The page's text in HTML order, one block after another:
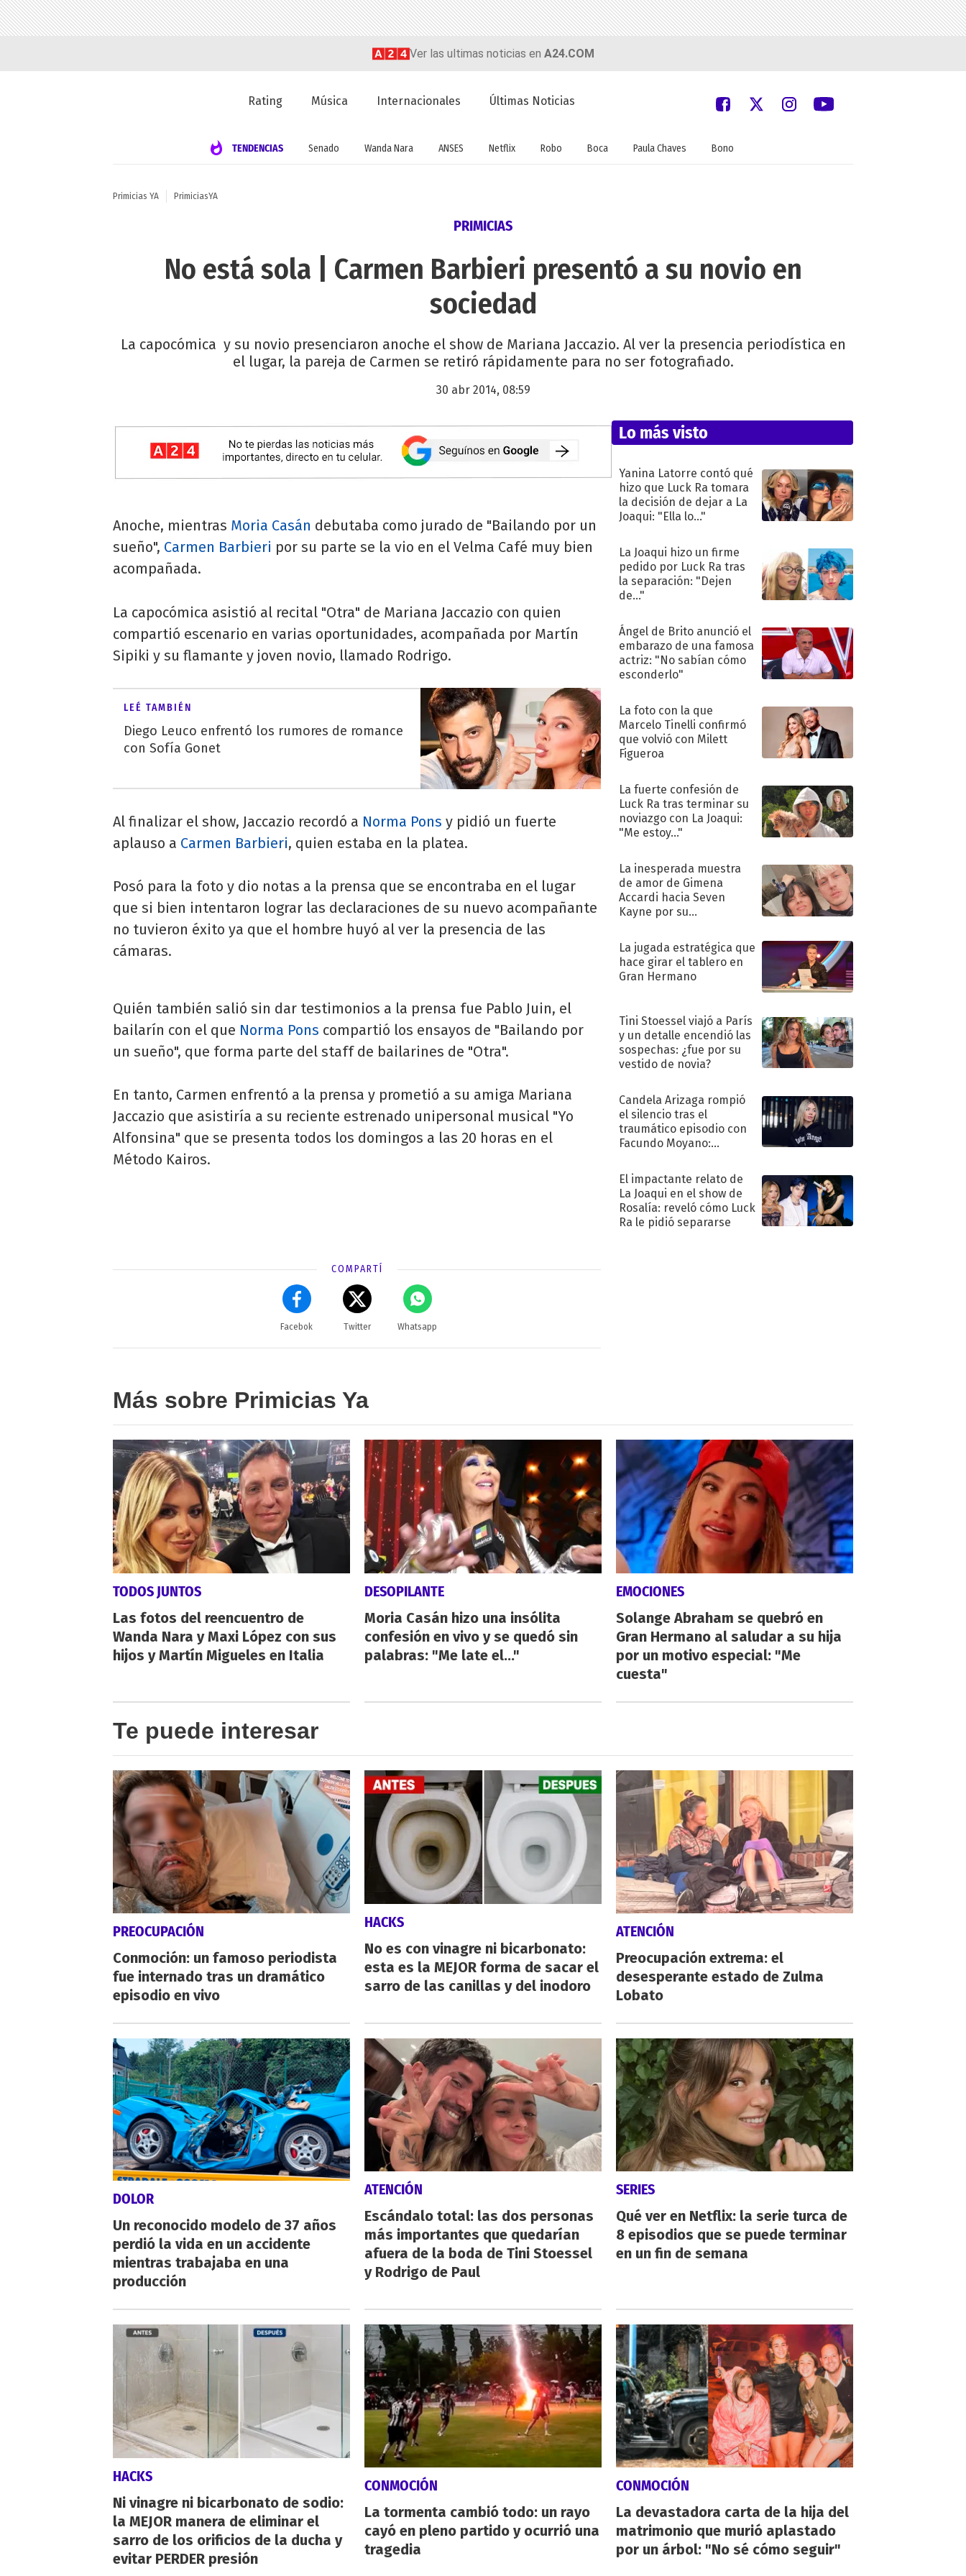
Ver las ultimas noticias en A24.COM
Rating Música Internacionales Últimas Noticias
TENDENCIAS Senado Wanda Nara ANSES Netflix Robo Boca Paula Chaves Bono
Primicias YA PrimiciasYA
PRIMICIAS
No está sola | Carmen Barbieri presentó a su novio en
sociedad
La capocómica y su novio presenciaron anoche el show de Mariana Jaccazio. Al ver la presencia periodística en
el lugar, la pareja de Carmen se retiró rápidamente para no ser fotografiado.
30 abr 2014, 08:59
Anoche, mientras Moria Casán debutaba como jurado de "Bailando por un
sueño", Carmen Barbieri por su parte se la vio en el Velma Café muy bien
acompañada.
La capocómica asistió al recital "Otra" de Mariana Jaccazio con quien
compartió escenario en varias oportunidades, acompañada por Martín
Sipiki y su flamante y joven novio, llamado Rodrigo.
LEÉ TAMBIÉN
Diego Leuco enfrentó los rumores de romance
con Sofía Gonet
Al finalizar el show, Jaccazio recordó a Norma Pons y pidió un fuerte
aplauso a Carmen Barbieri, quien estaba en la platea.
Posó para la foto y dio notas a la prensa que se encontraba en el lugar
que si bien intentaron lograr las declaraciones de su nuevo acompañante
no tuvieron éxito ya que el hombre huyó al ver la presencia de las
cámaras.
Quién también salió sin dar testimonios a la prensa fue Pablo Juin, el
bailarín con el que Norma Pons compartió los ensayos de "Bailando por
un sueño", que forma parte del staff de bailarines de "Otra".
En tanto, Carmen enfrentó a la prensa y prometió a su amiga Mariana
Jaccazio que asistiría a su reciente estrenado unipersonal musical "Yo
Alfonsina" que se presenta todos los domingos a las 20 horas en el
Método Kairos.
COMPARTÍ
Facebok Twitter Whatsapp
Lo más visto
Yanina Latorre contó qué
hizo que Luck Ra tomara
la decisión de dejar a La
Joaqui: "Ella lo..."
La Joaqui hizo un firme
pedido por Luck Ra tras
la separación: "Dejen
de..."
Ángel de Brito anunció el
embarazo de una famosa
actriz: "No sabían cómo
esconderlo"
La foto con la que
Marcelo Tinelli confirmó
que volvió con Milett
Figueroa
La fuerte confesión de
Luck Ra tras terminar su
noviazgo con La Joaqui:
"Me estoy..."
La inesperada muestra
de amor de Gimena
Accardi hacia Seven
Kayne por su
La jugada estratégica que
hace girar el tablero en
Gran Hermano
Tini Stoessel viajó a París
y un detalle encendió las
sospechas: ¿fue por su
vestido de novia?
Candela Arizaga rompió
el silencio tras el
traumático episodio con
Facundo Moyano:
El impactante relato de
La Joaqui en el show de
Rosalía: reveló cómo Luck
Ra le pidió separarse
Más sobre Primicias Ya
TODOS JUNTOS
Las fotos del reencuentro de
Wanda Nara y Maxi López con sus
hijos y Martín Migueles en Italia
DESOPILANTE
Moria Casán hizo una insólita
confesión en vivo y se quedó sin
palabras: "Me late el..."
EMOCIONES
Solange Abraham se quebró en
Gran Hermano al saludar a su hija
por un motivo especial: "Me
cuesta"
Te puede interesar
PREOCUPACIÓN
Conmoción: un famoso periodista
fue internado tras un dramático
episodio en vivo
HACKS
No es con vinagre ni bicarbonato:
esta es la MEJOR forma de sacar el
sarro de las canillas y del inodoro
ATENCIÓN
Preocupación extrema: el
desesperante estado de Zulma
Lobato
DOLOR
Un reconocido modelo de 37 años
perdió la vida en un accidente
mientras trabajaba en una
producción
ATENCIÓN
Escándalo total: las dos personas
más importantes que quedarían
afuera de la boda de Tini Stoessel
y Rodrigo de Paul
SERIES
Qué ver en Netflix: la serie turca de
8 episodios que se puede terminar
en un fin de semana
HACKS
Ni vinagre ni bicarbonato de sodio:
la MEJOR manera de eliminar el
sarro de los orificios de la ducha y
evitar PERDER presión
CONMOCIÓN
La tormenta cambió todo: un rayo
cayó en pleno partido y ocurrió una
tragedia
CONMOCIÓN
La devastadora carta de la hija del
matrimonio que murió aplastado
por un árbol: "No sé cómo seguir"